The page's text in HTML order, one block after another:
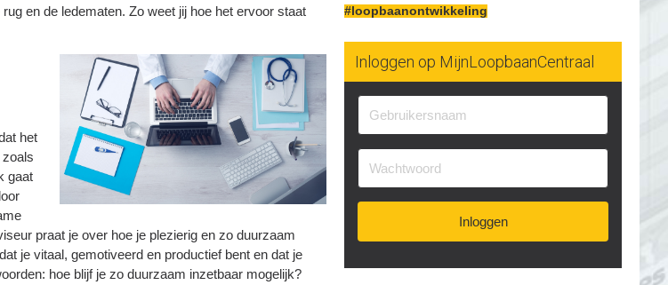
en de ledematen. Zo weet jij hoe het ervoor staat
het
gaat
praat je over hoe je plezierig en zo duurzaam
je vitaal, gemotiveerd en productief bent en dat je
hoe blijf je zo duurzaam inzetbaar mogelijk?
#loopbaanontwikkeling
Inloggen op MijnLoopbaanCentraal
Inloggen